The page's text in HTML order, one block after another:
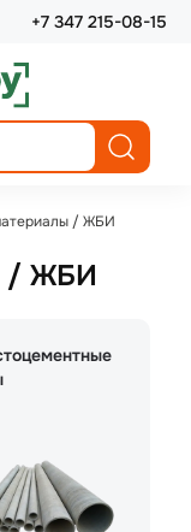
+7 347 215-08-15
/ ЖБИ
/ ЖБИ